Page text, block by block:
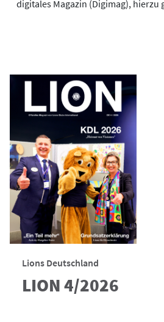
digitales Magazin (Digimag), hierzu
Lions Deutschland
LION 4/2026